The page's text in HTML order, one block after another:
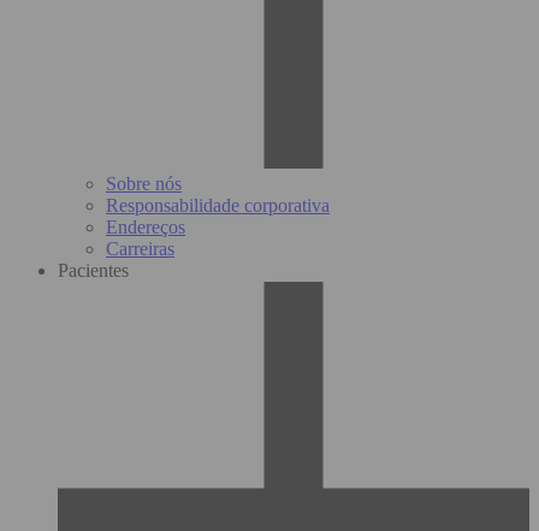
Sobre nós
Responsabilidade corporativa
Endereços
Carreiras
Pacientes